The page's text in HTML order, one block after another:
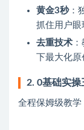
黄金3秒：
抓住用户眼
去重技术
下最大化原
2. 0基础实操
全程保姆级教学